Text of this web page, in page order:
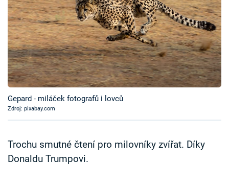
Pořady
TV Program
Časopis
Sledujte prima+
Sledujte nás
Gepard - miláček fotografů i lovců
Zdroj: pixabay.com
Trochu smutné čtení pro milovníky zvířat. Díky
Donaldu Trumpovi.